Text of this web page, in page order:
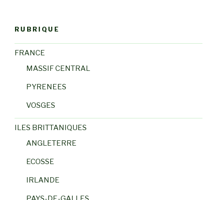
RUBRIQUE
FRANCE
MASSIF CENTRAL
PYRENEES
VOSGES
ILES BRITTANIQUES
ANGLETERRE
ECOSSE
IRLANDE